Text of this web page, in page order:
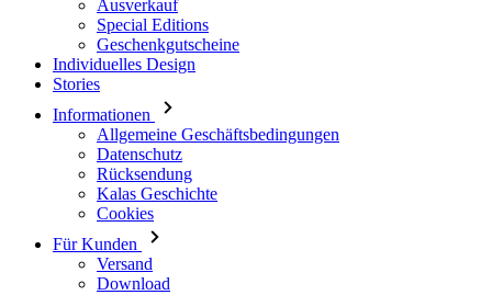
Informationen
Allgemeine Geschäftsbedingungen
Datenschutz
Rücksendung
Kalas Geschichte
Cookies
Für Kunden
Versand
Download
Haufig gestellte Fragen
Grössentabelle
Kontakt
Anmelden